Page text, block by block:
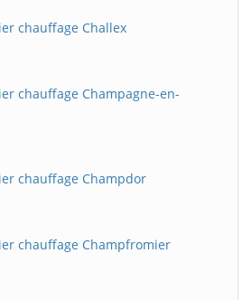
chauffage Challex
chauffage Champagne-en-
chauffage Champdor
chauffage Champfromier